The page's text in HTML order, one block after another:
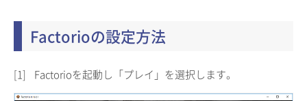
Factorioの設定方法
[1] Factorioを起動し「プレイ」を選択します。